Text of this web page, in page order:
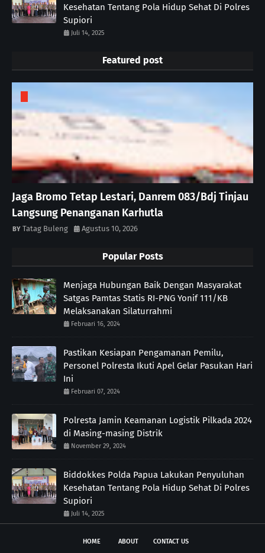
Kesehatan Tentang Pola Hidup Sehat Di Polres
Supiori
Juli 14, 2025
Featured post
Jaga Bromo Tetap Lestari, Danrem 083/Bdj Tinjau
Langsung Penanganan Karhutla
Tatag Buleng Agustus 10, 2026
Popular Posts
Menjaga Hubungan Baik Dengan Masyarakat
Satgas Pamtas Statis RI-PNG Yonif 111/KB
Melaksanakan Silaturrahmi
Februari 16, 2024
Pastikan Kesiapan Pengamanan Pemilu,
Personel Polresta Ikuti Apel Gelar Pasukan Hari
Ini
Februari 07, 2024
Polresta Jamin Keamanan Logistik Pilkada 2024
di Masing-masing Distrik
November 29, 2024
Biddokkes Polda Papua Lakukan Penyuluhan
Kesehatan Tentang Pola Hidup Sehat Di Polres
Supiori
Juli 14, 2025
HOME ABOUT CONTACT US